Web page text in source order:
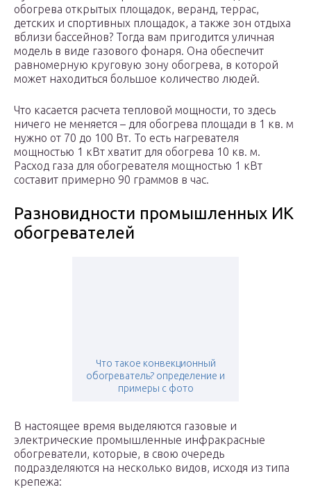
обогрева открытых площадок, веранд, террас,
детских и спортивных площадок, а также зон отдыха
вблизи бассейнов? Тогда вам пригодится уличная
модель в виде газового фонаря. Она обеспечит
равномерную круговую зону обогрева, в которой
может находиться большое количество людей.
Что касается расчета тепловой мощности, то здесь
ничего не меняется – для обогрева площади в 1 кв. м
нужно от 70 до 100 Вт. То есть нагревателя
мощностью 1 кВт хватит для обогрева 10 кв. м.
Расход газа для обогревателя мощностью 1 кВт
составит примерно 90 граммов в час.
Разновидности промышленных ИК
обогревателей
Что такое конвекционный
обогреватель? определение и
примеры с фото
В настоящее время выделяются газовые и
электрические промышленные инфракрасные
обогреватели, которые, в свою очередь
подразделяются на несколько видов, исходя из типа
крепежа: